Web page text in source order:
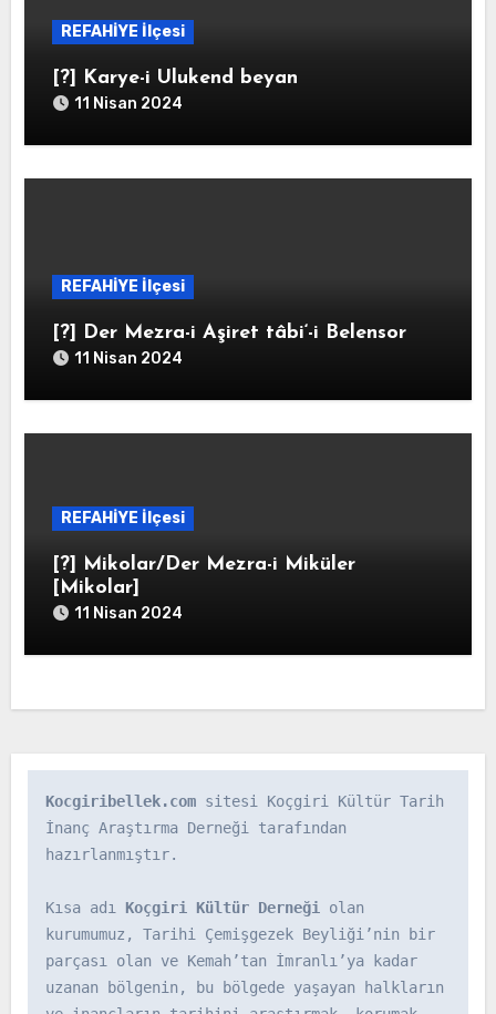
REFAHİYE İlçesi
[?] Karye-i Ulukend beyan
11 Nisan 2024
REFAHİYE İlçesi
[?] Der Mezra-i Aşiret tâbi‘-i Belensor
11 Nisan 2024
REFAHİYE İlçesi
[?] Mikolar/Der Mezra-i Miküler
[Mikolar]
11 Nisan 2024
Kocgiribellek.com sitesi Koçgiri Kültür Tarih
İnanç Araştırma Derneği tarafından
hazırlanmıştır.
Kısa adı Koçgiri Kültür Derneği olan
kurumumuz, Tarihi Çemişgezek Beyliği’nin bir
parçası olan ve Kemah’tan İmranlı’ya kadar
uzanan bölgenin, bu bölgede yaşayan halkların